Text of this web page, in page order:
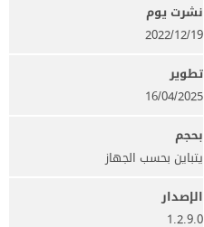
نشرت يوم
19‏/12‏/2022
تطوير
16/04/2025
بحجم
يتباين بحسب الجهاز
الإصدار
1.2.9.0